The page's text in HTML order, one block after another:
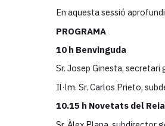
En aquesta sessió
PROGRAMA
10 h Benvinguda
Sr. Josep Ginesta, secretari
Il·lm. Sr. Carlos Prieto,
10.15 h Novetats del